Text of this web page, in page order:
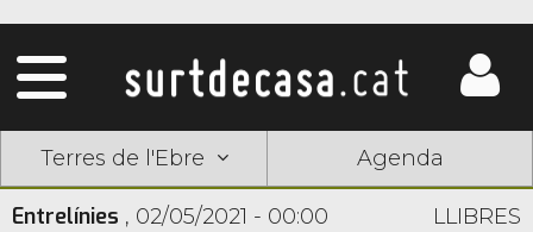
Terres de l'Ebre Agenda
Entrelínies , 02/05/2021 - 00:00 LLIBRES